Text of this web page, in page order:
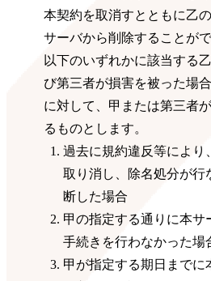
本契約を取消すとともに乙
サーバから削除することが
以下のいずれかに該当する
び第三者が損害を被った場
に対して、甲または第三者
るものとします。
過去に規約違反等により
取り消し、除名処分が行
断した場合
甲の指定する通りに本サ
手続きを行わなかった場
甲が指定する期日までに